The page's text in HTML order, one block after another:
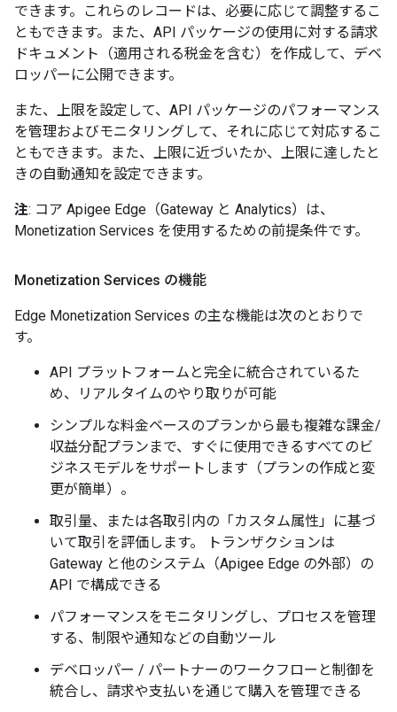
できます。これらのレコードは、必要に応じて調整するこ
ともできます。また、API パッケージの使用に対する請求
ドキュメント（適用される税金を含む）を作成して、デベ
ロッパーに公開できます。
また、上限を設定して、API パッケージのパフォーマンス
を管理およびモニタリングして、それに応じて対応するこ
ともできます。また、上限に近づいたか、上限に達したと
きの自動通知を設定できます。
注: コア Apigee Edge（Gateway と Analytics）は、
Monetization Services を使用するための前提条件です。
Monetization Services の機能
Edge Monetization Services の主な機能は次のとおりで
す。
API プラットフォームと完全に統合されているた
め、リアルタイムのやり取りが可能
シンプルな料金ベースのプランから最も複雑な課金/
収益分配プランまで、すぐに使用できるすべてのビ
ジネスモデルをサポートします（プランの作成と変
更が簡単）。
取引量、または各取引内の「カスタム属性」に基づ
いて取引を評価します。 トランザクションは
Gateway と他のシステム（Apigee Edge の外部）の
API で構成できる
パフォーマンスをモニタリングし、プロセスを管理
する、制限や通知などの自動ツール
デベロッパー / パートナーのワークフローと制御を
統合し、請求や支払いを通じて購入を管理できる